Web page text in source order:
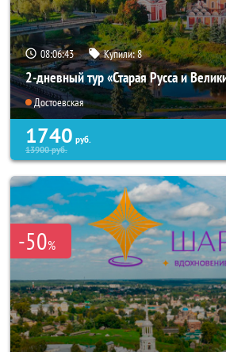
08:06:43 Купили:8
2-дневный тур «Старая Русса и
Достоевская
1740 руб.
13900руб.
-50%